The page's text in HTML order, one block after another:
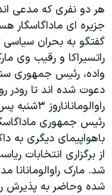
جهش
به
جستجو
ورزشی
گزیده‌ها
ویژه برنامه‌ها
ویدیوها
فرهنگ و زندگی
اقتصادی
علم و فناوری
اسرائیل در جنگ
جام جهانی ۲۰۲۶
عملیات خشم حماسی
۲۵۰سالگی آمریکا
بایگانی برنامه‌های
مستندها
انتخابات ریاست جمهوری
حمله جمهوری اسلامی به
رمز مهسا
ورزش زنان در ایران
فرکانس‌های صدای
پخش رادیویی
یادگیری زبان انگلیسی
دنبال کنید
زبانهای مختلف
هر دو نفری که مدعی
جزيره ای ماداگاسگار
گفتگو به بحران سياسی
راتسيراکا و رقيب وی
واده، رئيس جمهوری
دعوت شده اند تا رودر
رئيس جمهوری
باهواپيمای ديگری به
از برگزاری انتخابات
شد. مارک راوالومانانا
شده وحاضر به پذيرش